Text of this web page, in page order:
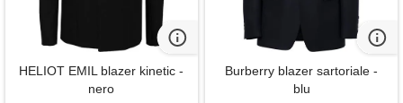
HELIOT EMIL blazer kinetic -
nero
Burberry blazer sartoriale -
blu